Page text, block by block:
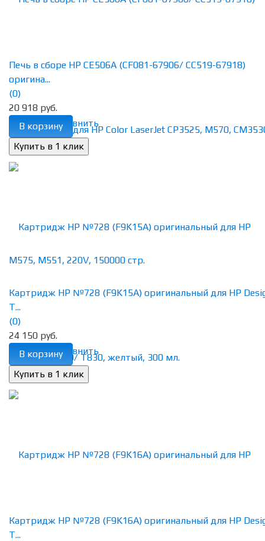
избранное сравнить
Печь в сборе HP CE506A (CF081-67906/ CC519-67918)
оригина...
(0)
20 918 руб.
В корзину
избранное сравнить
Картридж HP №728 (F9K15A) оригинальный для HP
T...
(0)
24 150 руб.
В корзину
Картридж HP №728 (F9K16A) оригинальный для HP
T...